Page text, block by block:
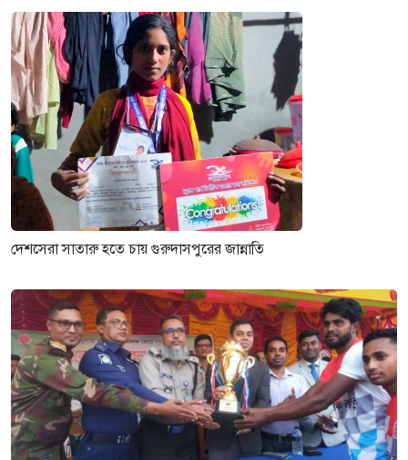
দেশসেরা সাতারু হতে চায় গুরুদাসপুরের জান্নাতি